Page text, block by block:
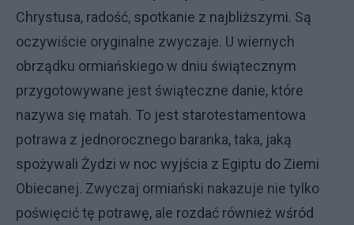
Chrystusa, radość, spotkanie z najbliższymi. Są
oczywiście oryginalne zwyczaje. U wiernych
obrządku ormiańskiego w dniu świątecznym
przygotowywane jest świąteczne danie, które
nazywa się matah. To jest starotestamentowa
potrawa z jednorocznego baranka, taka, jaką
spożywali Żydzi w noc wyjścia z Egiptu do Ziemi
Obiecanej. Zwyczaj ormiański nakazuje nie tylko
poświęcić tę potrawę, ale rozdać również wśród